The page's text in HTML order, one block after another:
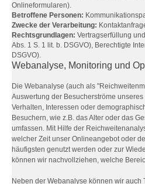
Onlineformularen).
Betroffene Personen:
Zwecke der Verarbeitung:
Rechtsgrundlagen: Vertragserfüllung
Abs. 1 S. 1 lit. b. DSGVO), Berechtigte
DSGVO).
Webanalyse, Monitoring und
Die Webanalyse (auch als
Auswertung der Besucherströme
Verhalten, Interessen oder
Besuchern, wie z.B. das Alter oder das
umfassen. Mit Hilfe der
welcher Zeit unser Onlineangebot oder
häufigsten genutzt werden oder zur
können wir nachvollziehen, welche
Neben der Webanalyse können wir auch